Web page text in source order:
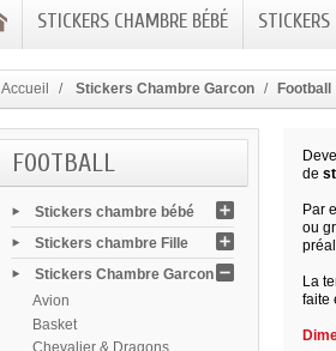
STICKERS CHAMBRE BÉBÉ
Accueil Stickers Chambre Garcon Football
FOOTBALL
Stickers chambre bébé
Stickers chambre Fille
Stickers Chambre Garcon
Avion
Basket
de
Par
ou
La
faite